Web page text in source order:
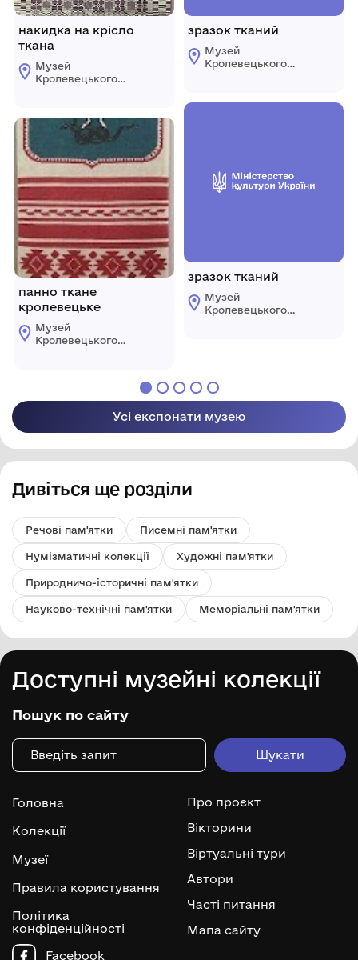
накидка на крісло
ткана
Музей
Кролевецького
міської ради
панно ткане
кролевецьке
Музей
Кролевецького
зразок тканий
Музей
Кролевецького
міської ради
зразок тканий
Музей
Кролевецького
Усі експонати музею
Дивіться ще розділи
Речові пам'ятки Писемні пам'ятки
Нумізматичні колекції Художні пам'ятки
Природничо-історичні пам'ятки
Науково-технічні пам'ятки Меморіальні пам'ятки
Доступні музейні колекції
Пошук по сайту
Головна
Колекції
Музеї
Правила користування
Політика
конфіденційності
Про проєкт
Вікторини
Віртуальні тури
Автори
Часті питання
Мапа сайту
Facebook